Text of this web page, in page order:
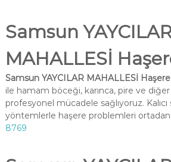
Samsun
MAHALLESİ
Samsun YAYCILAR MAHALLESİ
ile hamam böceği, karınca, pire ve diğer
profesyonel mücadele sağlıyoruz.
yöntemlerle haşere problemleri ortadan
8769